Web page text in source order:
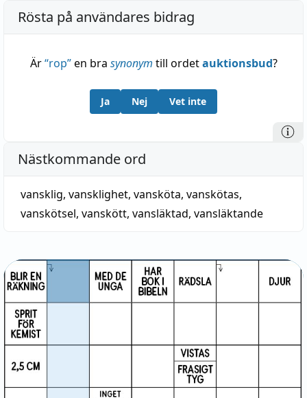
Rösta på användares bidrag
Är“rop”en bra synonym till ordetauktionsbud?
Ja Nej Vet inte
Nästkommande ord
vansklig, vansklighet, vansköta, vanskötas,
vanskötsel, vanskött, vansläktad, vansläktande